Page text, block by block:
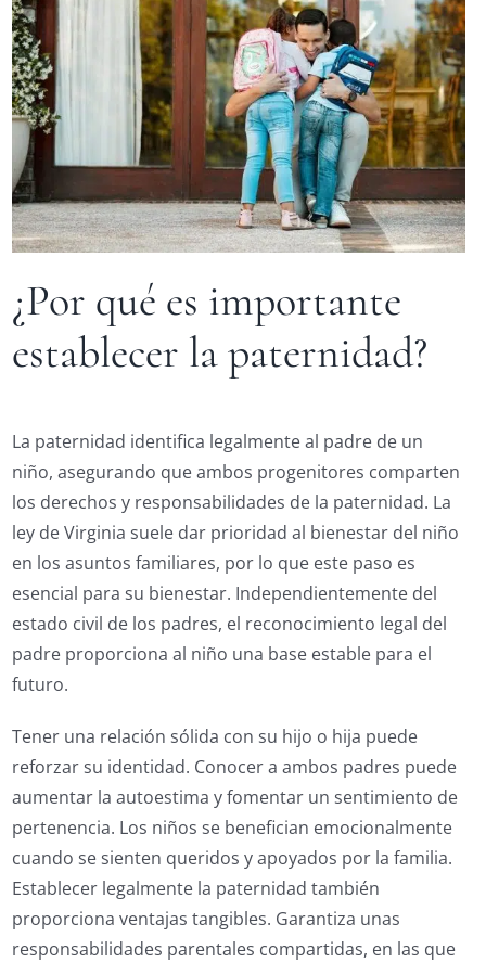
¿Por qué es importante
establecer la paternidad?
La paternidad identifica legalmente al padre de un
niño, asegurando que ambos progenitores comparten
los derechos y responsabilidades de la paternidad. La
ley de Virginia suele dar prioridad al bienestar del niño
en los asuntos familiares, por lo que este paso es
esencial para su bienestar. Independientemente del
estado civil de los padres, el reconocimiento legal del
padre proporciona al niño una base estable para el
futuro.
Tener una relación sólida con su hijo o hija puede
reforzar su identidad. Conocer a ambos padres puede
aumentar la autoestima y fomentar un sentimiento de
pertenencia. Los niños se benefician emocionalmente
cuando se sienten queridos y apoyados por la familia.
Establecer legalmente la paternidad también
proporciona ventajas tangibles. Garantiza unas
responsabilidades parentales compartidas, en las que